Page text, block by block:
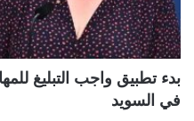
بدء تطبيق واجب التبليغ
في السويد